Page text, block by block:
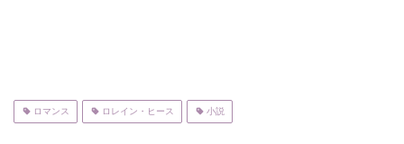
ロマンス ロレイン・ヒース 小説